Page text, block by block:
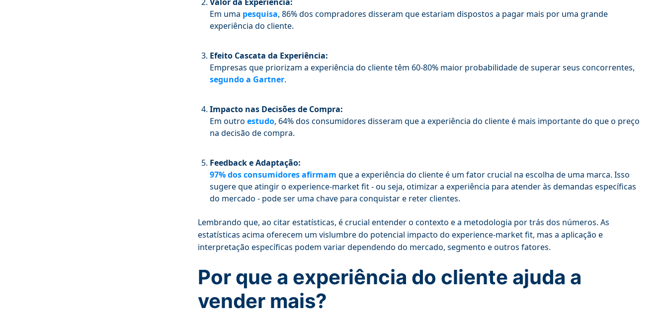
Em uma pesquisa, 86% dos compradores disseram que estariam dispostos a pagar mais por uma grande
experiência do cliente.
Efeito Cascata da Experiência:
Empresas que priorizam a experiência do cliente têm 60-80% maior probabilidade de superar seus concorrentes,
segundo a Gartner.
Impacto nas Decisões de Compra:
Em outro estudo, 64% dos consumidores disseram que a experiência do cliente é mais importante do que o preço
na decisão de compra.
Feedback e Adaptação:
97% dos consumidores afirmam que a experiência do cliente é um fator crucial na escolha de uma marca. Isso
sugere que atingir o experience-market fit - ou seja, otimizar a experiência para atender às demandas específicas
do mercado - pode ser uma chave para conquistar e reter clientes.
Lembrando que, ao citar estatísticas, é crucial entender o contexto e a metodologia por trás dos números. As
estatísticas acima oferecem um vislumbre do potencial impacto do experience-market fit, mas a aplicação e
interpretação específicas podem variar dependendo do mercado, segmento e outros fatores.
Por que a experiência do cliente ajuda a
vender mais?